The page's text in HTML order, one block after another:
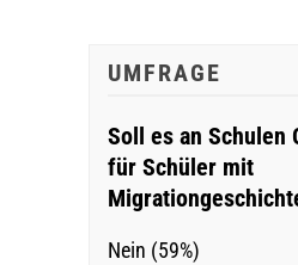
UMFRAGE
Soll es an Schulen
für Schüler mit
Nein (59%)